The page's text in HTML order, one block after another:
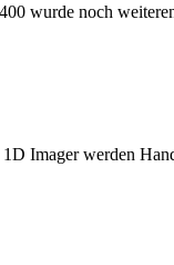
wurde noch
Imager werden